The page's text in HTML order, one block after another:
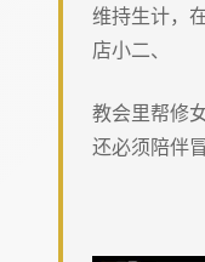
维持生计，
店小二、
教会里帮修
还必须陪伴